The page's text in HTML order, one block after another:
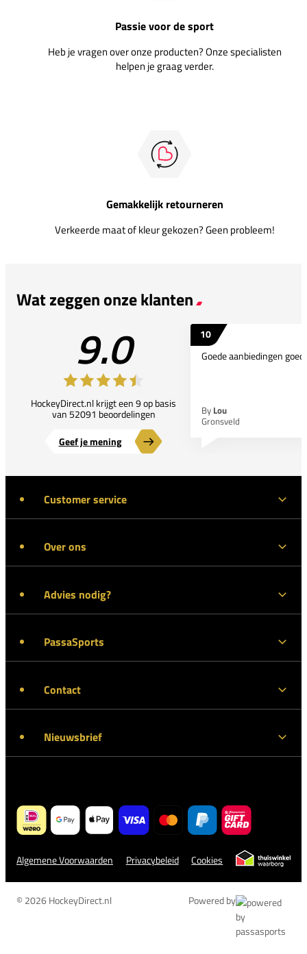
Passie voor de sport
Heb je vragen over onze producten? Onze specialisten
helpen je graag verder.
Gemakkelijk retourneren
Verkeerde maat of kleur gekozen? Geen probleem!
Wat zeggen onze klanten
9.0
HockeyDirect.nl krijgt een 9 op basis
van 52091 beoordelingen
Geef je mening
10
Goede aanbiedingen
By Lou
Gronsveld
Customer service
Over ons
Advies nodig?
PassaSports
Contact
Nieuwsbrief
Algemene Voorwaarden Privacybeleid Cookies
© 2026 HockeyDirect.nl Powered by